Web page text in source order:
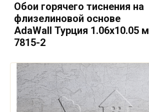
Обои горячего тиснения на
флизелиновой основе
AdaWall Турция 1.06х10.05 м
7815-2